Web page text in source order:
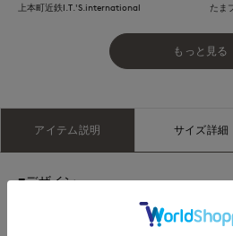
上本町近鉄I.T.'S.international たま
もっと見る
アイテム説明 サイズ詳細
■デザイン
素材感を活かしたしなやかなドレー
アースカート。ウエストはオールゴ